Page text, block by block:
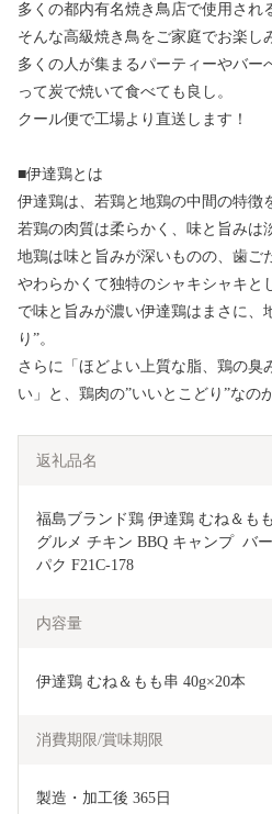
多くの都内有名焼き鳥店で使用され
そんな高級焼き鳥をご家庭でお楽し
多くの人が集まるパーティーやバー
って炭で焼いて食べても良し。
クール便で工場より直送します！
■伊達鶏とは
伊達鶏は、若鶏と地鶏の中間の特徴
若鶏の肉質は柔らかく、味と旨みは
地鶏は味と旨みが深いものの、歯ご
やわらかくて独特のシャキシャキと
で味と旨みが濃い伊達鶏はまさに、
り”。
さらに「ほどよい上質な脂、鶏の臭
い」と、鶏肉の”いいとこどり”なの
返礼品名
福島ブランド鶏 伊達鶏 むね＆も
グルメ チキン BBQ キャンプ  バ
パク F21C-178
内容量
伊達鶏 むね＆もも串 40g×20本
消費期限/賞味期限
製造・加工後 365日